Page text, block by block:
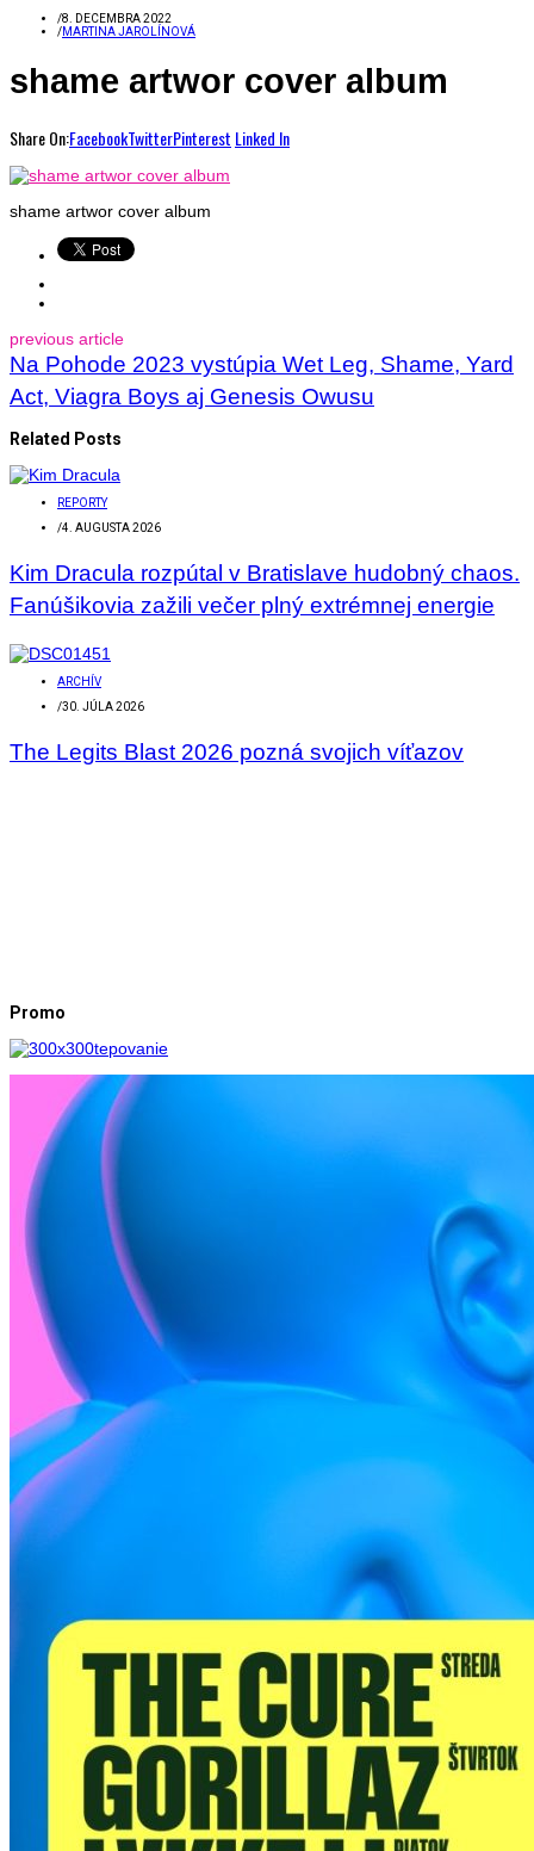
/8. DECEMBRA 2022
/MARTINA JAROLÍNOVÁ
shame artwor cover album
Share On:FacebookTwitterPinterest Linked In
shame artwor cover album
previous article
Na Pohode 2023 vystúpia Wet Leg, Shame, Yard
Act, Viagra Boys aj Genesis Owusu
Related Posts
REPORTY
/4. AUGUSTA 2026
Kim Dracula rozpútal v Bratislave hudobný chaos.
Fanúšikovia zažili večer plný extrémnej energie
ARCHÍV
/30. JÚLA 2026
The Legits Blast 2026 pozná svojich víťazov
Promo